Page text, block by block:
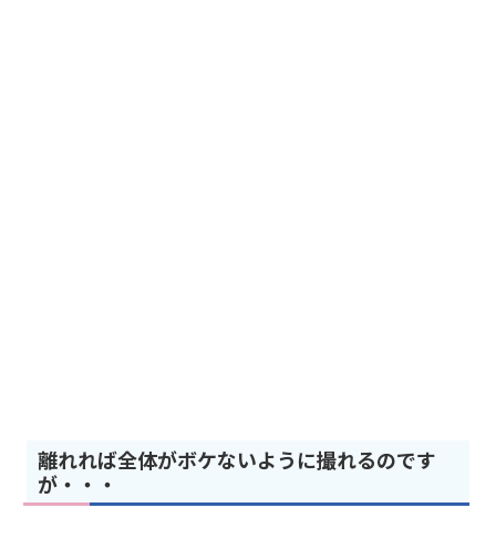
離れれば全体がボケないように撮れるのです
が・・・